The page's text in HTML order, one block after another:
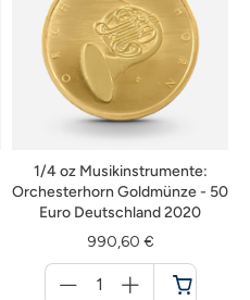
1/4 oz Musikinstrumente:
Orchesterhorn Goldmünze - 50
Euro Deutschland 2020
990,60 €
für